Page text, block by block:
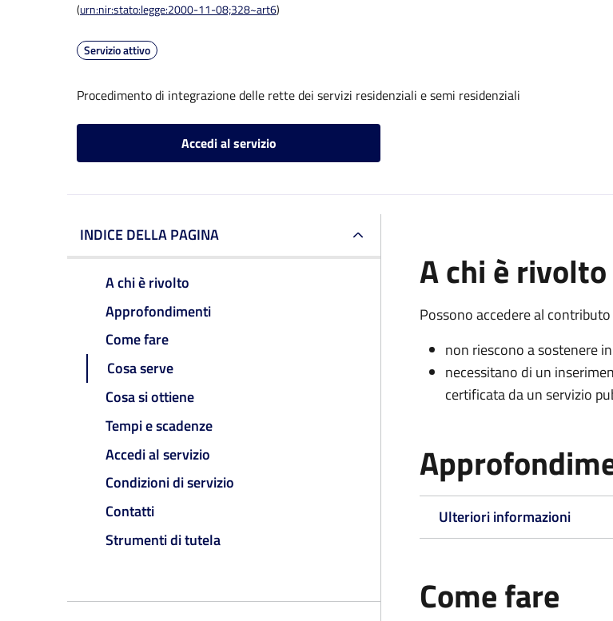
(urn:nir:stato:legge:2000-11-08;328~art6)
Servizio attivo
Procedimento di integrazione delle rette dei servizi residenziali e semi residenziali
Accedi al servizio
INDICE DELLA PAGINA
A chi è rivolto
Approfondimenti
Come fare
Cosa serve
Cosa si ottiene
Tempi e scadenze
Accedi al servizio
Condizioni di servizio
Contatti
Strumenti di tutela
A chi è rivolto
Possono accedere al
non riescono a sostenere
necessitano di un
certificata da un servizio
Ulteriori informazioni
Come fare